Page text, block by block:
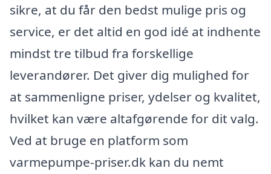
sikre, at du får den bedst mulige pris og
service, er det altid en god idé at indhente
mindst tre tilbud fra forskellige
leverandører. Det giver dig mulighed for
at sammenligne priser, ydelser og kvalitet,
hvilket kan være altafgørende for dit valg.
Ved at bruge en platform som
varmepumpe-priser.dk kan du nemt